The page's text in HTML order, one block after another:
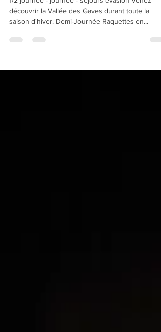
1/2 journée - journée - séjours évasion Venez
saison d'hiver. Demi-Journée Raquettes en...